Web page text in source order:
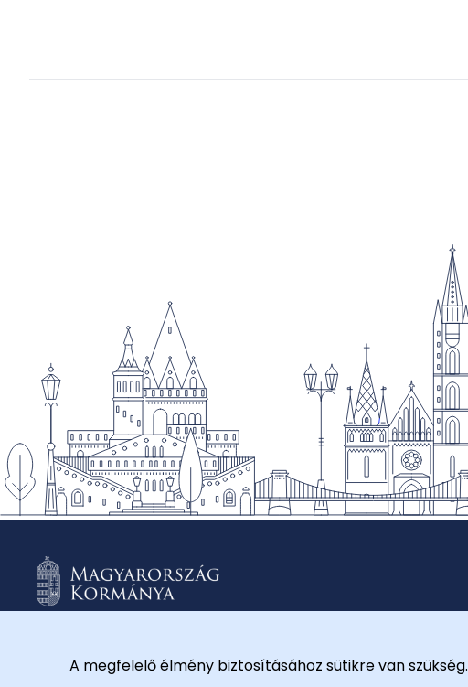
© 2026 Külügyminisztérium
A megfelelő élmény biztosításához sütikre van szükség.